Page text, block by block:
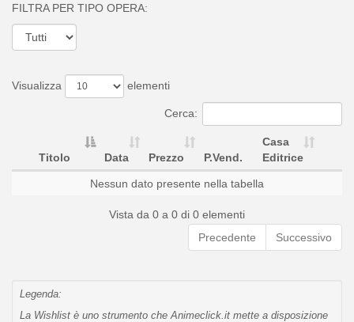
FILTRA PER TIPO OPERA:
Visualizza elementi
Cerca:
Titolo Data Prezzo P.Vend.
Casa
Editrice
Nessun dato presente nella tabella
Vista da 0 a 0 di 0 elementi
Precedente
Successivo
Legenda:
La Wishlist è uno strumento che Animeclick.it mette a disposizione